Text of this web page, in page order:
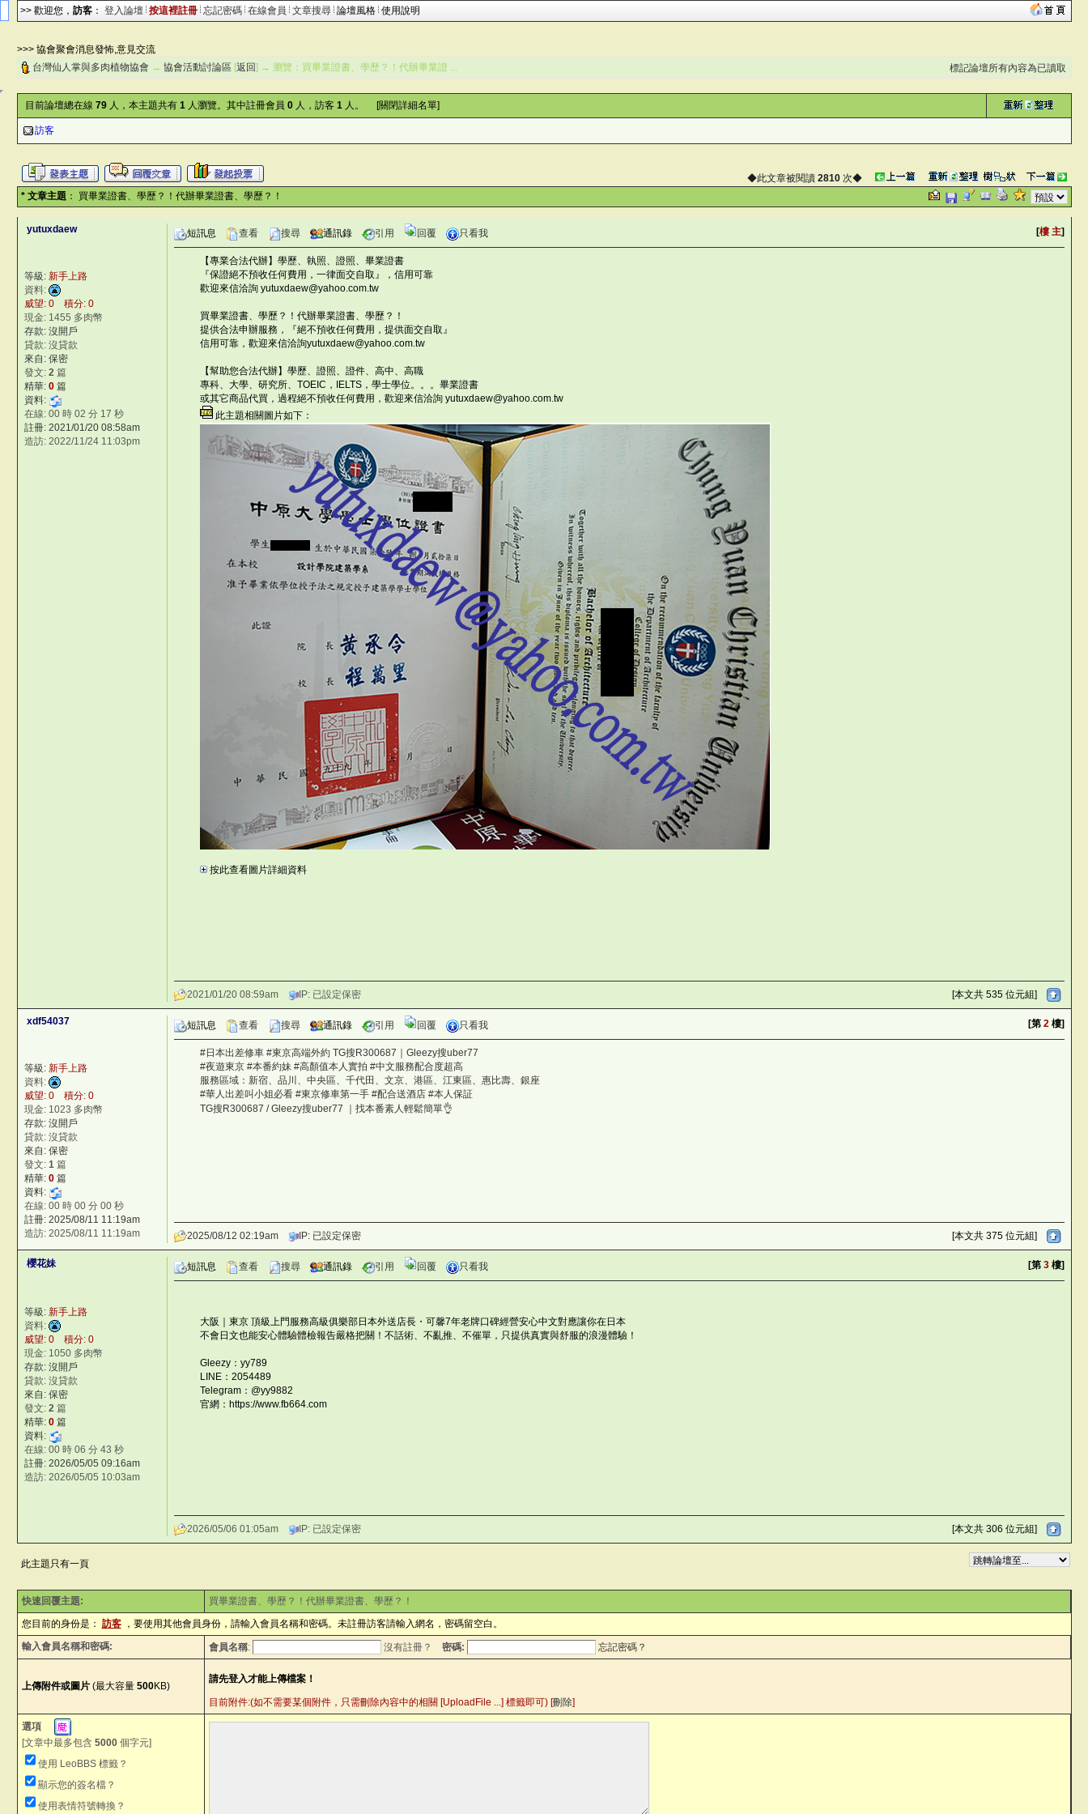
>> 歡迎您， 訪客： 登入論壇 按這裡註冊 忘記密碼 在線會員 文章搜尋 論壇風格 使用說明
>>> 協會聚會消息發怖,意見交流
台灣仙人掌與多肉植物協會 → 協會活動討論區 [返回] → 瀏覽：買畢業證書、學歷？！代辦畢業證 ... 標記論壇所有內容為已讀取
目前論壇總在線 79人，本主題共有 1人瀏覽。其中註冊會員 0人，訪客 1人。 [關閉詳細名單]
訪客
◆此文章被閱讀 2810次◆
* 文章主題： 買畢業證書、學歷？！代辦畢業證書、學歷？！
yutuxdaew
等級: 新手上路
資料:
威望: 0 積分: 0
現金: 1455 多肉幣
存款: 沒開戶
貸款: 沒貸款
來自: 保密
發文: 2篇
精華: 0篇
資料:
在線: 00 時 02 分 17 秒
註冊: 2021/01/20 08:58am
造訪: 2022/11/24 11:03pm
短訊息 查看 搜尋 通訊錄 引用 回覆 只看我 [樓 主]
【專業合法代辦】學歷、執照、證照、畢業證書.F
『保證絕不預收任何費用，一律面交自取』，信用可靠pSo}
歡迎來信洽詢 yutuxdaew@yahoo.com.tw%zy6P
買畢業證書、學歷？！代辦畢業證書、學歷？！
提供合法申辦服務，『絕不預收任何費用，提供面交自取』
信用可靠，歡迎來信洽詢yutuxdaew@yahoo.com.twkF{
【幫助您合法代辦】學歷、證照、證件、高中、高職E
專科、大學、研究所、TOEIC，IELTS，學士學位。。。畢業證書P
或其它商品代買，過程絕不預收任何費用，歡迎來信洽詢 yutuxdaew@yahoo.com.twUs
此主題相關圖片如下：
按此查看圖片詳細資料&
2021/01/20 08:59am IP: 已設定保密 [本文共 535 位元組]
xdf54037
等級: 新手上路
資料:
威望: 0 積分: 0
現金: 1023 多肉幣
存款: 沒開戶
貸款: 沒貸款
來自: 保密
發文: 1篇
精華: 0篇
資料:
在線: 00 時 00 分 00 秒
註冊: 2025/08/11 11:19am
造訪: 2025/08/11 11:19am
短訊息 查看 搜尋 通訊錄 引用 回覆 只看我 [第 2樓]
#日本出差修車 #東京高端外約 TG搜R300687｜Gleezy搜uber77
#夜遊東京 #本番約妹 #高顏值本人實拍 #中文服務配合度超高83C
服務區域：新宿、品川、中央區、千代田、文京、港區、江東區、惠比壽、銀座.-{PS
#華人出差叫小姐必看 #東京修車第一手 #配合送酒店 #本人保証FY
TG搜R300687 / Gleezy搜uber77 ｜找本番素人輕鬆簡單👌
2025/08/12 02:19am IP: 已設定保密 [本文共 375 位元組]
櫻花妹
等級: 新手上路
資料:
威望: 0 積分: 0
現金: 1050 多肉幣
存款: 沒開戶
貸款: 沒貸款
來自: 保密
發文: 2篇
精華: 0篇
資料:
在線: 00 時 06 分 43 秒
註冊: 2026/05/05 09:16am
造訪: 2026/05/05 10:03am
短訊息 查看 搜尋 通訊錄 引用 回覆 只看我 [第 3樓]
大阪｜東京 頂級上門服務高級俱樂部日本外送店長・可馨7年老牌口碑經營安心中文對應讓你在日本Iy0
不會日文也能安心體驗體檢報告嚴格把關！不話術、不亂推、不催單，只提供真實與舒服的浪漫體驗！
Gleezy：yy789
LINE：2054489
Telegram：@yy9882
官網：https://www.fb664.comu
2026/05/06 01:05am IP: 已設定保密 [本文共 306 位元組]
此主題只有一頁
快速回覆主題:
買畢業證書、學歷？！代辦畢業證書、學歷？！
您目前的身份是： 訪客，要使用其他會員身份，請輸入會員名稱和密碼。未註冊訪客請輸入網名，密碼留空白。
輸入會員名稱和密碼:
會員名稱: 沒有註冊？ 密碼: 忘記密碼？
上傳附件或圖片(最大容量 500KB)
目前附件:(如不需要某個附件，只需刪除內容中的相關 [UploadFile ...] 標籤即可) [刪除]
選項
[文章中最多包含 5000個字元]
使用 LeoBBS 標籤？
顯示您的簽名檔？
使用表情符號轉換？